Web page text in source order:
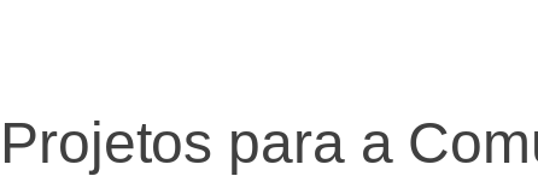
Projetos para a